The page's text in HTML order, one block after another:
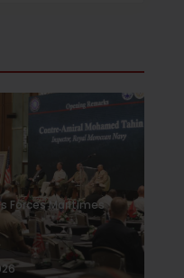
Forces Maritimes